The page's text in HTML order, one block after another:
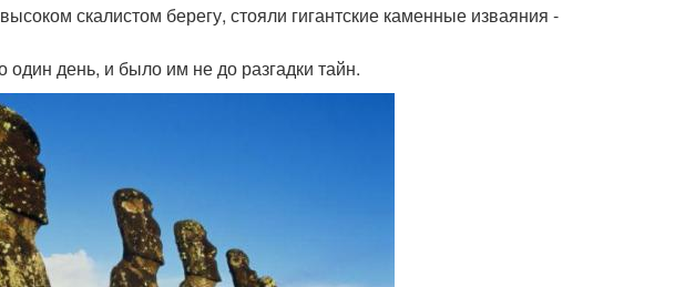
скалистом берегу, стояли гигантские каменные изваяния -
день, и было им не до разгадки тайн.